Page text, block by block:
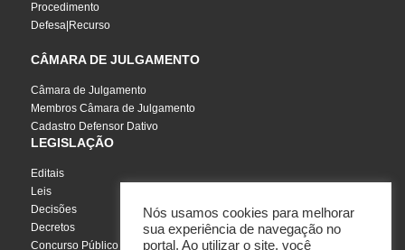
Procedimento
Defesa|Recurso
CÂMARA DE JULGAMENTO
Câmara de Julgamento
Membros Câmara de Julgamento
Cadastro Defensor Dativo
LEGISLAÇÃO
Editais
Leis
Decisões
Decretos
Concurso Público
Nós usamos cookies para melhorar
sua experiência de navegação no
portal. Ao utilizar o site, você